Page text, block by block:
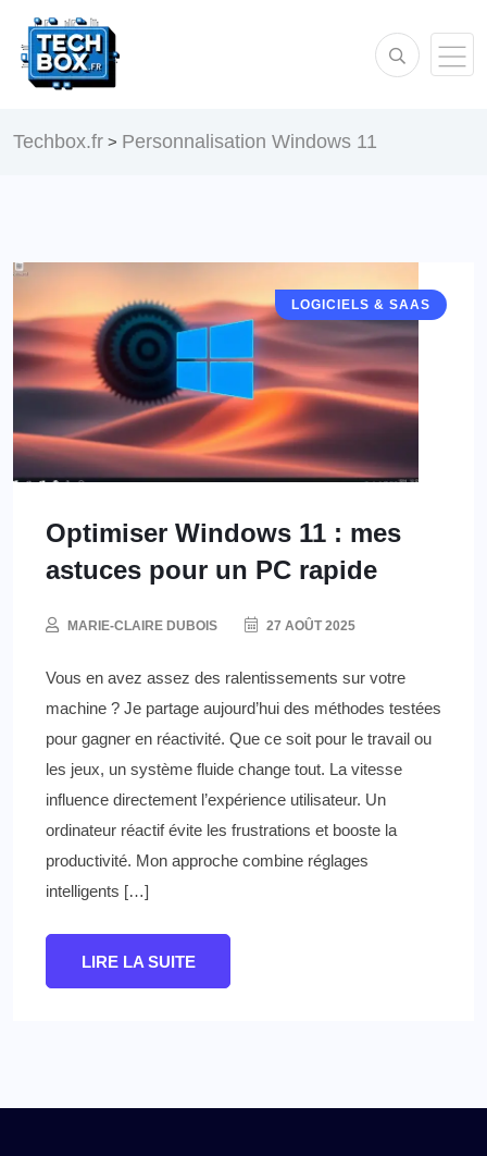
Techbox.fr > Personnalisation Windows 11
LOGICIELS & SAAS
Optimiser Windows 11 : mes
astuces pour un PC rapide
MARIE-CLAIRE DUBOIS 27 AOÛT 2025
Vous en avez assez des ralentissements sur votre
machine ? Je partage aujourd’hui des méthodes testées
pour gagner en réactivité. Que ce soit pour le travail ou
les jeux, un système fluide change tout. La vitesse
influence directement l’expérience utilisateur. Un
ordinateur réactif évite les frustrations et booste la
productivité. Mon approche combine réglages
intelligents […]
LIRE LA SUITE